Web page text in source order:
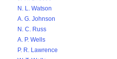
N. L. Watson
A. G. Johnson
N. C. Russ
A. P. Wells
P. R. Lawrence